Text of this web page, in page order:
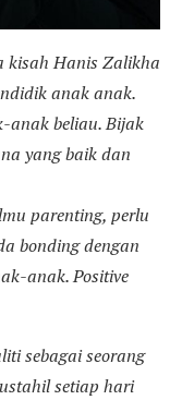
kisah Hanis Zalikha
anak anak.
anak beliau. Bijak
yang baik dan
parenting, perlu
bonding dengan
anak. Positive
sebagai seorang
setiap hari